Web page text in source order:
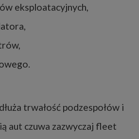
eksploatacyjnych,
trwałość podzespołów i
aut czuwa zazwyczaj fleet